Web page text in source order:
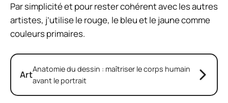
Par simplicité et pour rester cohérent avec les autres
artistes, j’utilise le rouge, le bleu et le jaune comme
couleurs primaires.
ArtAnatomie du dessin : maîtriser le corps humain
avant le portrait